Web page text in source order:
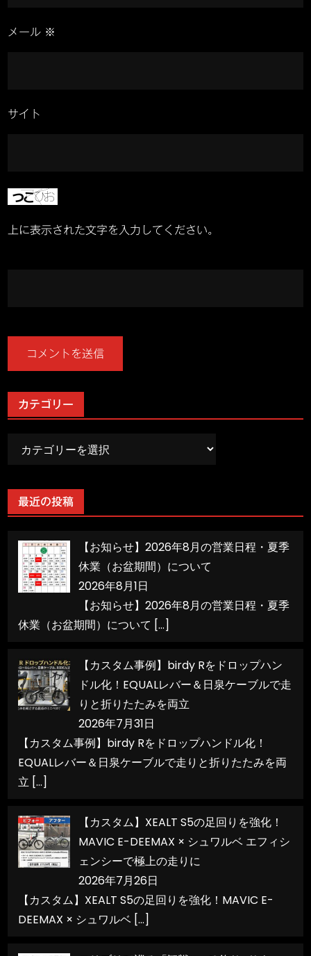
メール ※
サイト
上に表示された文字を入力してください。
カテゴリー
リ
ー
最近の投稿
【お知らせ】2026年8月の営業日程・夏季
休業（お盆期間）について
2026年8月1日
【お知らせ】2026年8月の営業日程・夏季
休業（お盆期間）について […]
【カスタム事例】birdy Rをドロップハン
ドル化！EQUALレバー＆日泉ケーブルで走
りと折りたたみを両立
2026年7月31日
【カスタム事例】birdy Rをドロップハンドル化！
EQUALレバー＆日泉ケーブルで走りと折りたたみを両
立 […]
【カスタム】XEALT S5の足回りを強化！
MAVIC E-DEEMAX × シュワルベ エフィシ
ェンシーで極上の走りに
2026年7月26日
【カスタム】XEALT S5の足回りを強化！MAVIC E-
DEEMAX × シュワルベ […]